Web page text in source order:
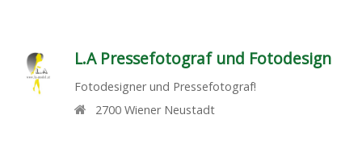
L.A Pressefotograf und Fotodesign
Fotodesigner und Pressefotograf!
2700 Wiener Neustadt